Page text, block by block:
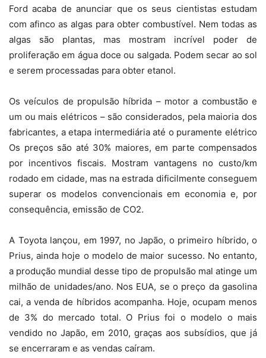
Ford acaba de anunciar que os seus cientistas estudam
com afinco as algas para obter combustível. Nem todas as
algas são plantas, mas mostram incrível poder de
proliferação em água doce ou salgada. Podem secar ao sol
e serem processadas para obter etanol.
Os veículos de propulsão híbrida – motor a combustão e
um ou mais elétricos – são considerados, pela maioria dos
fabricantes, a etapa intermediária até o puramente elétrico
Os preços são até 30% maiores, em parte compensados
por incentivos fiscais. Mostram vantagens no custo/km
rodado em cidade, mas na estrada dificilmente conseguem
superar os modelos convencionais em economia e, por
consequência, emissão de CO2.
A Toyota lançou, em 1997, no Japão, o primeiro híbrido, o
Prius, ainda hoje o modelo de maior sucesso. No entanto,
a produção mundial desse tipo de propulsão mal atinge um
milhão de unidades/ano. Nos EUA, se o preço da gasolina
cai, a venda de híbridos acompanha. Hoje, ocupam menos
de 3% do mercado total. O Prius foi o modelo o mais
vendido no Japão, em 2010, graças aos subsídios, que já
se encerraram e as vendas caíram.